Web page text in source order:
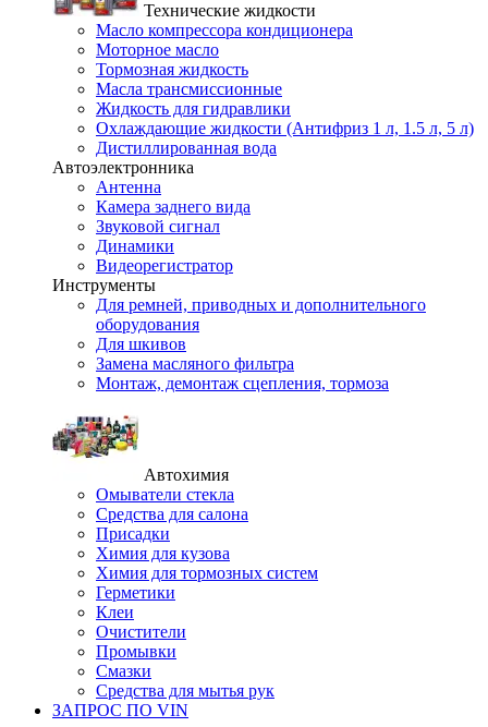
Технические жидкости
Масло компрессора кондиционера
Моторное масло
Тормозная жидкость
Масла трансмиссионные
Жидкость для гидравлики
Охлаждающие жидкости (Антифриз 1 л, 1.5 л, 5 л)
Дистиллированная вода
Автоэлектронника
Антенна
Камера заднего вида
Звуковой сигнал
Динамики
Видеорегистратор
Инструменты
Для ремней, приводных и дополнительного
оборудования
Для шкивов
Замена масляного фильтра
Монтаж, демонтаж сцепления, тормоза
Автохимия
Омыватели стекла
Средства для салона
Присадки
Химия для кузова
Химия для тормозных систем
Герметики
Клеи
Очистители
Промывки
Смазки
Средства для мытья рук
ЗАПРОС ПО VIN